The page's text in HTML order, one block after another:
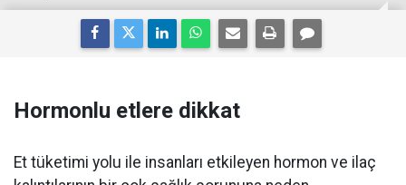
Hormonlu etlere dikkat
Et tüketimi yolu ile insanları etkileyen hormon ve ilaç